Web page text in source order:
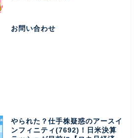
お問い合わせ
やられた？仕手株疑惑のアースイ
ンフィニティ(7692)！日米決算